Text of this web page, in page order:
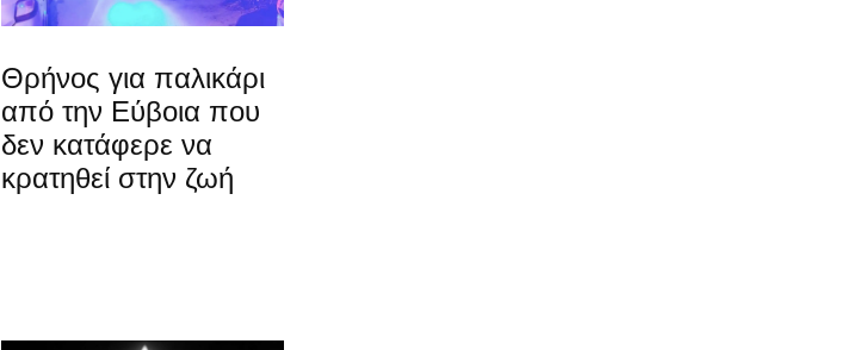
Θρήνος για παλικάρι
από την Εύβοια που
δεν κατάφερε να
κρατηθεί στην ζωή